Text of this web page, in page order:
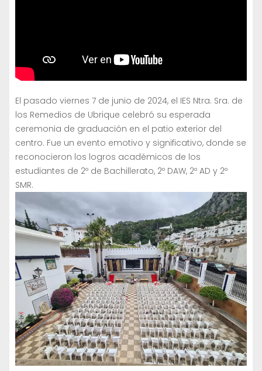
El pasado viernes 7 de junio de 2024, el IES Ntra. Sra. de
los Remedios de Ubrique celebró su esperada
ceremonia de graduación en el patio exterior del
centro. Fue un evento emotivo y significativo, donde se
reconocieron los logros académicos de los
estudiantes de 2º de Bachillerato, 2º DAW, 2º AD y 2º
SMR.